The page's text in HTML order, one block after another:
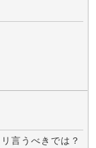
言うべきでは？